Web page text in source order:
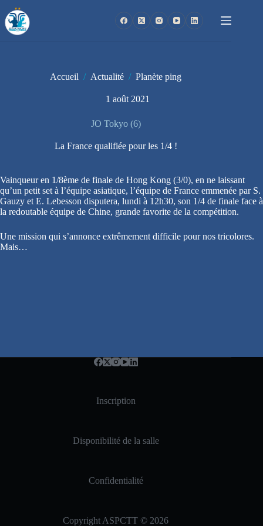
au
contenu
Accueil / Actualité / Planète ping
1 août 2021
JO Tokyo (6)
La France qualifiée pour les 1/4 !
Vainqueur en 1/8ème de finale de Hong Kong (3/0), en ne laissant
qu’un petit set à l’équipe asiatique, l’équipe de France emmenée par S.
Gauzy et E. Lebesson disputera, lundi à 12h30, son 1/4 de finale face à
la redoutable équipe de Chine, grande favorite de la compétition.
Une mission qui s’annonce extrêmement difficile pour nos tricolores.
Mais…
Inscription
Disponibilité de la salle
Confidentialité
Copyright ASPCTT © 2026